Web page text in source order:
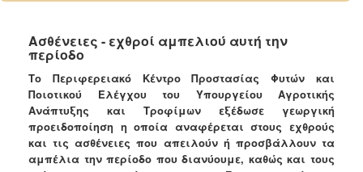
Ηλεκτρονική
Διακυβέρνηση
Σχολικές
Επιτροπές
Αγροτική
Ανάπτυξη
Ανακοινώσεις
Ασθένειες - εχθροί αμπελιού αυτή την
περίοδο
Το Περιφερειακό Κέντρο Προστασίας Φυτών και
Ποιοτικού Ελέγχου του Υπουργείου Αγροτικής
Ανάπτυξης και Τροφίμων εξέδωσε γεωργική
προειδοποίηση η οποία αναφέρεται στους εχθρούς
και τις ασθένειες που απειλούν ή προσβάλλουν τα
αμπέλια την περίοδο που διανύουμε, καθώς και τους